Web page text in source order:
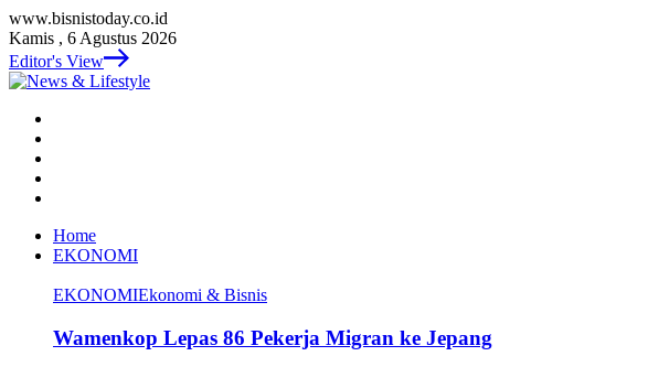
www.bisnistoday.co.id
Kamis , 6 Agustus 2026
Editor's View
Home
EKONOMI
EKONOMIEkonomi & Bisnis
Wamenkop Lepas 86 Pekerja Migran ke Jepang